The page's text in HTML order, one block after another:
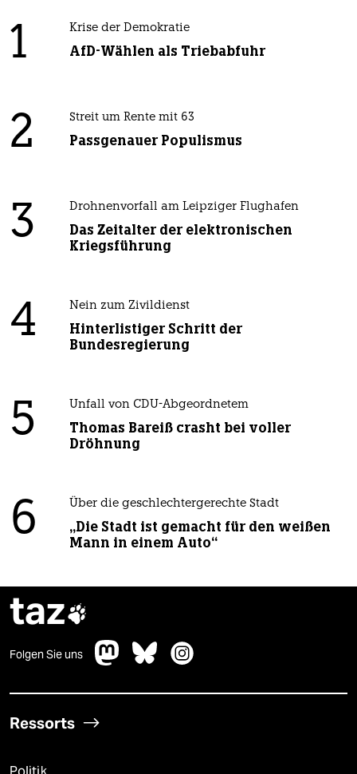
1 Krise der Demokratie
AfD-Wählen als Triebabfuhr
2 Streit um Rente mit 63
Passgenauer Populismus
3 Drohnenvorfall am Leipziger Flughafen
Das Zeitalter der elektronischen
Kriegsführung
4 Nein zum Zivildienst
Hinterlistiger Schritt der
Bundesregierung
5 Unfall von CDU-Abgeordnetem
Thomas Bareiß crasht bei voller
Dröhnung
6 Über die geschlechtergerechte Stadt
„Die Stadt ist gemacht für den weißen
Mann in einem Auto“
taz
Folgen Sie uns
Ressorts